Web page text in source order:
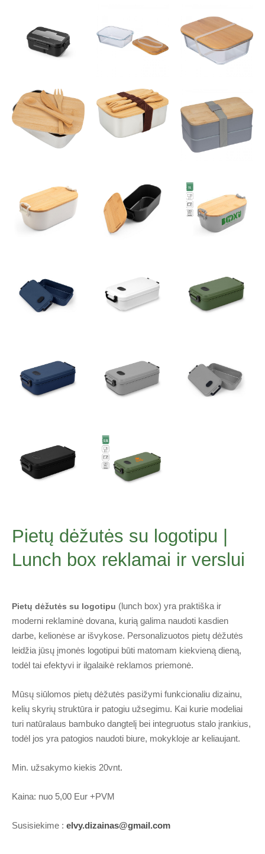
Pietų dėžutės su logotipu |
Lunch box reklamai ir verslui
Pietų dėžutės su logotipu (lunch box) yra praktiška ir
moderni reklaminė dovana, kurią galima naudoti kasdien
darbe, kelionėse ar išvykose. Personalizuotos pietų dėžutės
leidžia jūsų įmonės logotipui būti matomam kiekvieną dieną,
todėl tai efektyvi ir ilgalaikė reklamos priemonė.
Mūsų siūlomos pietų dėžutės pasižymi funkcionaliu dizainu,
kelių skyrių struktūra ir patogiu užsegimu. Kai kurie modeliai
turi natūralaus bambuko dangtelį bei integruotus stalo įrankius,
todėl jos yra patogios naudoti biure, mokykloje ar keliaujant.
Min. užsakymo kiekis 20vnt.
Kaina: nuo 5,00 Eur +PVM
Susisiekime : elvy.dizainas@gmail.com